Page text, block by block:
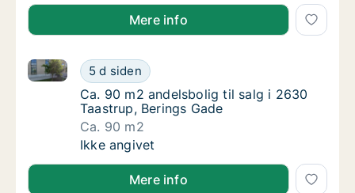
Mere info
Ca. 90 m2 andelsbolig til salg i 2630
5 d siden
Ca. 90 m2 andelsbolig til salg i 2630 Taastrup,
Ca. 90 m2 andelsbolig til salg i 2630
Ca. 90 m2 andelsbolig til salg i 2630
Taastrup, Berings Gade
Ca. 90 m2
Ca. 90 m2 andelsbolig til salg i 2630
Ikke angivet
Mere info